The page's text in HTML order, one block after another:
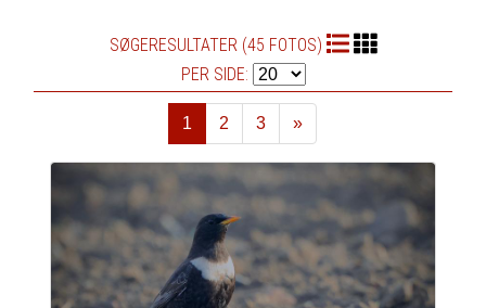
SØGERESULTATER (45 FOTOS)
PER SIDE:
1 2 3
»
Næste